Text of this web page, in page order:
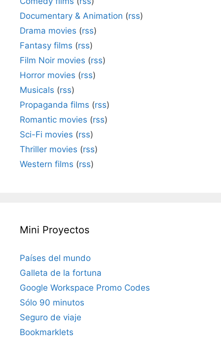
Documentary & Animation (rss)
Drama movies (rss)
Fantasy films (rss)
Film Noir movies (rss)
Horror movies (rss)
Musicals (rss)
Propaganda films (rss)
Romantic movies (rss)
Sci-Fi movies (rss)
Thriller movies (rss)
Western films (rss)
Mini Proyectos
Países del mundo
Galleta de la fortuna
Google Workspace Promo Codes
Sólo 90 minutos
Seguro de viaje
Bookmarklets